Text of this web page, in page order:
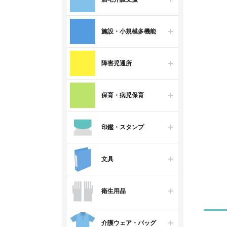
施設・小規模多機能
障害児通所
保育・病児保育
印鑑・スタンプ
文具
衛生用品
介護ウェア・バッグ